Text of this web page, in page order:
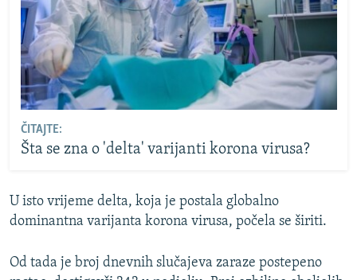
ČITAJTE:
Šta se zna o 'delta' varijanti korona virusa?
U isto vrijeme delta, koja je postala globalno
dominantna varijanta korona virusa, počela se širiti.
Od tada je broj dnevnih slučajeva zaraze postepeno